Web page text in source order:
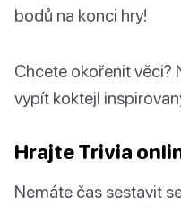
bodů na konci hry!
Chcete okořenit věci?
vypít koktejl
Hrajte Trivia
Nemáte čas sestavit